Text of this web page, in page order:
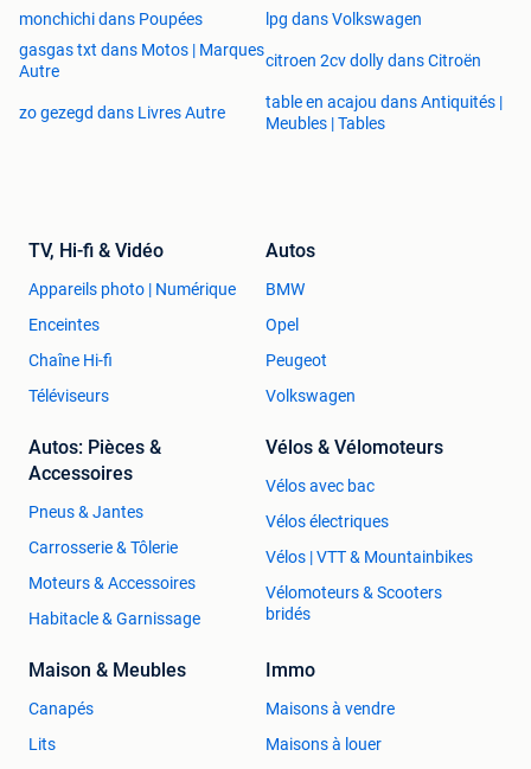
monchichi dans Poupées
lpg dans Volkswagen
gasgas txt dans Motos | Marques
Autre
citroen 2cv dolly dans Citroën
zo gezegd dans Livres Autre
table en acajou dans Antiquités |
Meubles | Tables
TV, Hi-fi & Vidéo
Appareils photo | Numérique
Enceintes
Chaîne Hi-fi
Téléviseurs
Autos
BMW
Opel
Peugeot
Volkswagen
Autos: Pièces &
Accessoires
Pneus & Jantes
Carrosserie & Tôlerie
Moteurs & Accessoires
Habitacle & Garnissage
Vélos & Vélomoteurs
Vélos avec bac
Vélos électriques
Vélos | VTT & Mountainbikes
Vélomoteurs & Scooters
bridés
Maison & Meubles
Canapés
Lits
Immo
Maisons à vendre
Maisons à louer